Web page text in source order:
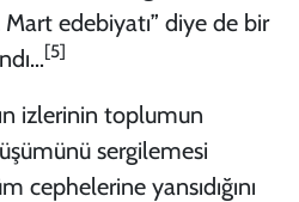
Mart edebiyatı” diye de bir
[5]
izlerinin toplumun
sergilemesi
cephelerine yansıdığını